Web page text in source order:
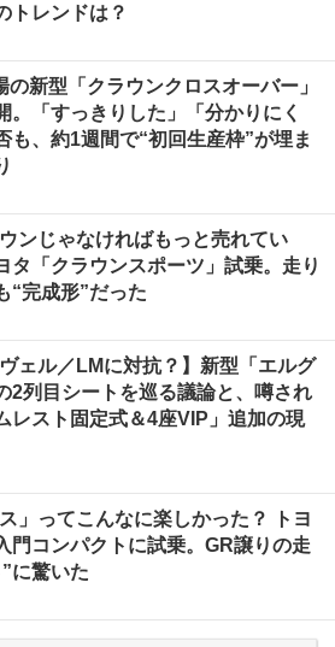
トレンドは？
の新型「クラウンクロスオーバー」
。「すっきりした」「分かりにく
も、約1週間で“初回生産枠”が埋ま
ウンじゃなければもっと売れてい
タ「クラウンスポーツ」試乗。走り
“完成形”だった
ヴェル／LMに対抗？】新型「エルグ
2列目シートを巡る議論と、噂され
レスト固定式＆4座VIP」追加の現
ス」ってこんなに楽しかった？ トヨ
門コンパクトに試乗。GR譲りの走
に驚いた